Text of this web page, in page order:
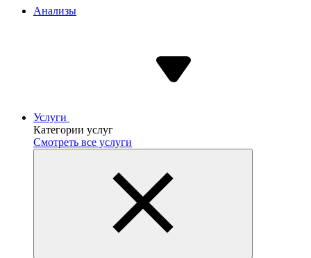
Анализы
Услуги
Категории услуг
Смотреть все услуги